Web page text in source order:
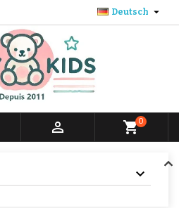
Deutsch 
 shopping_cart0